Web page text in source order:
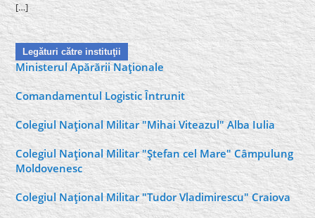
[…]
Legături către instituţii
Ministerul Apărării Naţionale
Comandamentul Logistic Întrunit
Colegiul Naţional Militar "Mihai Viteazul" Alba Iulia
Colegiul Naţional Militar "Ştefan cel Mare" Câmpulung
Moldovenesc
Colegiul Naţional Militar "Tudor Vladimirescu" Craiova